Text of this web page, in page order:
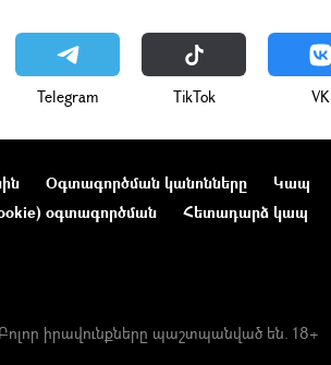
Telegram ТikТоk VK
Օգտագործման կանոնները Կապ
օգտագործման
Հետադարձ կապ
իրավունքները պաշտպանված են. 18+